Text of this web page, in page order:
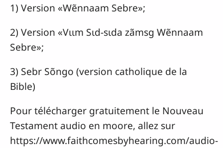
1) Version «Wẽnnaam Sebre»;
2) Version «Vɩɩm Sɩd-sɩda zãmsg Wẽnnaam
Sebre»;
3) Sebr Sõngo (version catholique de la
Bible)
Pour télécharger gratuitement le Nouveau
Testament audio en moore, allez sur
https://www.faithcomesbyhearing.com/audio-